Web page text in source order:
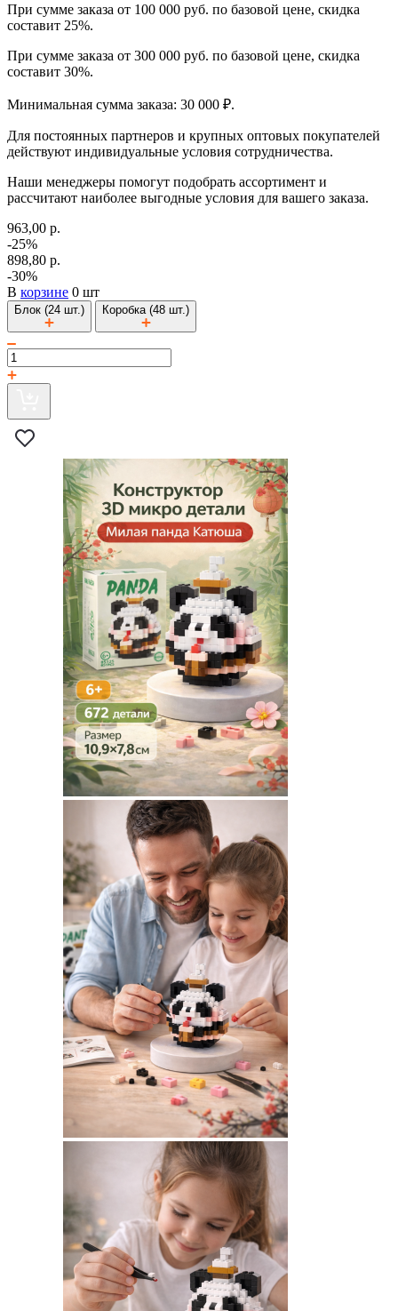
При сумме заказа от 100 000 руб. по базовой цене, скидка
составит 25%.
При сумме заказа от 300 000 руб. по базовой цене, скидка
составит 30%.
Минимальная сумма заказа: 30 000 ₽.
Для постоянных партнеров и крупных оптовых покупателей
действуют индивидуальные условия сотрудничества.
Наши менеджеры помогут подобрать ассортимент и
рассчитают наиболее выгодные условия для вашего заказа.
963,00 р.
-25%
898,80 р.
-30%
В корзине 0 шт
Блок (24 шт.) Коробка (48 шт.)